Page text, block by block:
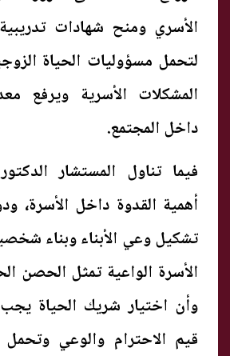
الأسري ومنح شهادات
لتحمل مسؤوليات الحياة
المشكلات الأسرية ويرفع
داخل المجتمع.
فيما تناول المستشار
أهمية القدوة داخل الأسرة،
تشكيل وعي الأبناء وبناء
الأسرة الواعية تمثل الحصن
وأن اختيار شريك الحياة
قيم الاحترام والوعي وتحمل